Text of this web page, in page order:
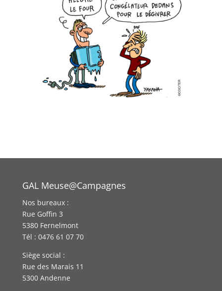
GAL Meuse@Campagnes
Nos bureaux :
Rue Goffin 3
5380 Fernelmont
Tél : 0476 61 07 70
Siège social :
Rue des Marais 11
5300 Andenne